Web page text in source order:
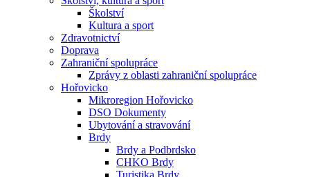
Školství
Kultura a sport
Zdravotnictví
Doprava
Zahraniční spolupráce
Zprávy z oblasti zahraniční spolupráce
Hořovicko
Mikroregion Hořovicko
DSO Dokumenty
Ubytování a stravování
Brdy
Brdy a Podbrdsko
CHKO Brdy
Turistika Brdy